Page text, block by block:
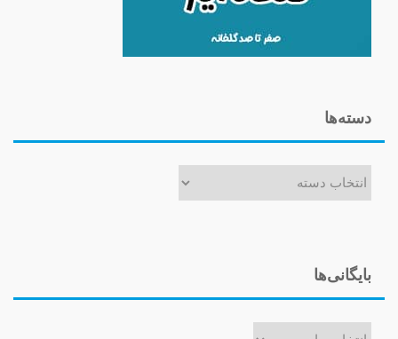
دسته‌ها
بایگانی‌ها